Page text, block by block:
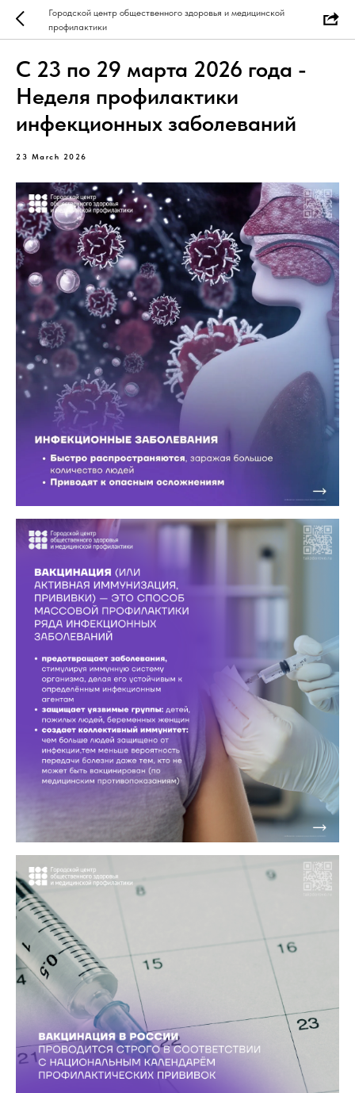
Городской центр общественного здоровья и медицинской
профилактики
С 23 по 29 марта 2026 года -
Неделя профилактики
инфекционных заболеваний
23 March 2026